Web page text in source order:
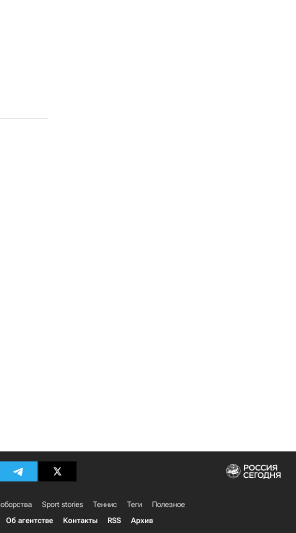
Sport stories Теннис Теги
Полезное
Об агентстве Контакты RSS Архив